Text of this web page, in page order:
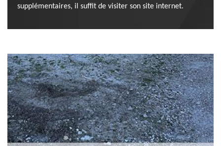
supplémentaires, il suffit de visiter son site internet.